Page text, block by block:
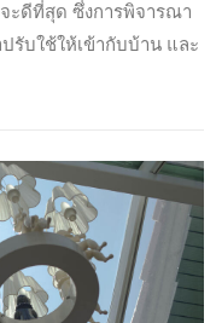
ะดีที่สุด ซึ่งการพิจารณา
รับใช้ให้เข้ากับบ้าน และ